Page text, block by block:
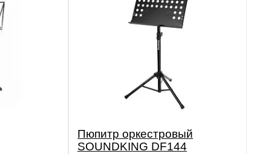
Пюпитр оркестровый
SOUNDKING DF144